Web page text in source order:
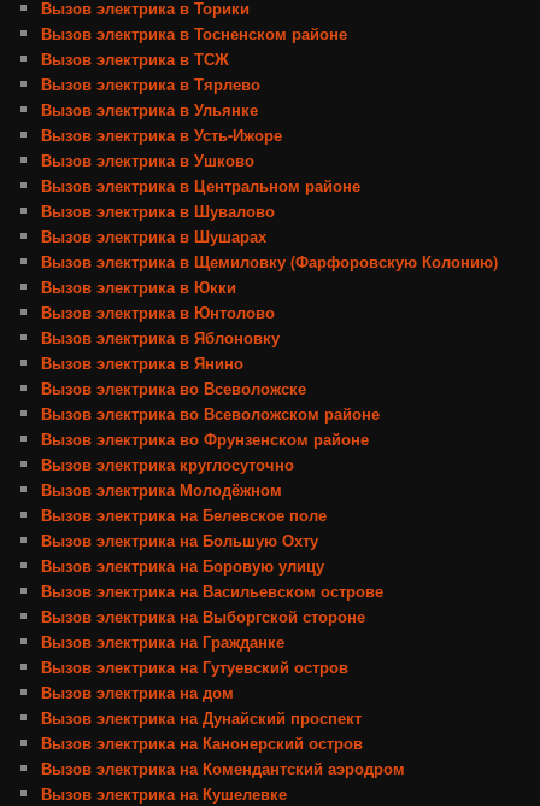
Вызов электрика в Торики
Вызов электрика в Тосненском районе
Вызов электрика в ТСЖ
Вызов электрика в Тярлево
Вызов электрика в Ульянке
Вызов электрика в Усть-Ижоре
Вызов электрика в Ушково
Вызов электрика в Центральном районе
Вызов электрика в Шувалово
Вызов электрика в Шушарах
Вызов электрика в Щемиловку (Фарфоровскую Колонию)
Вызов электрика в Юкки
Вызов электрика в Юнтолово
Вызов электрика в Яблоновку
Вызов электрика в Янино
Вызов электрика во Всеволожске
Вызов электрика во Всеволожском районе
Вызов электрика во Фрунзенском районе
Вызов электрика круглосуточно
Вызов электрика Молодёжном
Вызов электрика на Белевское поле
Вызов электрика на Большую Охту
Вызов электрика на Боровую улицу
Вызов электрика на Васильевском острове
Вызов электрика на Выборгской стороне
Вызов электрика на Гражданке
Вызов электрика на Гутуевский остров
Вызов электрика на дом
Вызов электрика на Дунайский проспект
Вызов электрика на Канонерский остров
Вызов электрика на Комендантский аэродром
Вызов электрика на Кушелевке